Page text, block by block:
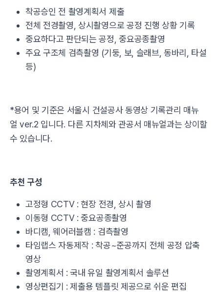
착공승인 전 촬영계획서 제출
전체 전경촬영, 상시촬영으로 공정 진행 상황 기록
중요하다고 판단되는 공정, 중요공종촬영
주요 구조체 검측촬영 (기둥, 보, 슬래브, 동바리, 타설
등)
*용어 및 기준은 서울시 건설공사 동영상 기록관리 매뉴
얼 ver.2 입니다. 다른 지차체와 관공서 매뉴얼과는 상이할
수 있습니다.
추천 구성
고정형 CCTV : 현장 전경, 상시 촬영
이동형 CCTV : 중요공종촬영
바디캠, 웨어러블캠 : 검측촬영
타임랩스 자동제작 : 착공~준공까지 전체 공정 압축
영상
촬영계획서 : 국내 유일 촬영계획서 솔루션
영상편집기 : 제출용 템플릿 제공으로 쉬운 편집